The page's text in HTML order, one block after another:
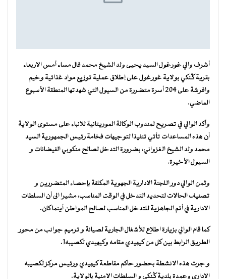
أشرف والي غورغول السيد يحيى ولد الشيخ محمد فال مساء أمس الاربعاء
بقرية گنكي بولاية غورغول على إطلاق عملية توزيع مواد غذائية وخيم
وافرشة على 204 أسرة متضررة من السيول التي شهدتها المنطقة الأسبوع
الماضي.
وأكد الوالي في تصريح لمندوب الوكالة الموريتانية للانباء على مستوى الولاية
أن هذه المساعدات تأتي تنفيذا لتوجيهات فخامة رئيس الجمهورية السيد
محمد ولد الشيخ الغزواني، بضرورة التدخل لصالح منكوبي الفيضانات و
السيول الأخيرة.
وثمن الوالي دور اللجنة الادارية الجهوية المكلفة بإحصاء المتضررين و
تصنيف الحالات لتحديد التدخل في الوقت المناسب، مشيرا الى أن السلطات
الادارية في أتم الجاهزية للتدخل المناسب لصالح المواطن أينما كان.
كما قام الوالي بزيارة اطلاع للأشغال الجارية لصيانة و ترميم جوانب من محور
الطريق الرابط بين كل من كيهيدي مقامه وكيهيدي لكصيبه1.
و جرت هذه الانشطة بحضور حاكم مقاطعة كيهيدي ورئيس مركز لكصيبه
الاداري وعمدة بلدية گنكي و السلطات الامنية بالولاية.